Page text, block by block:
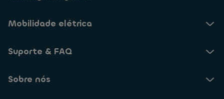
Mobilidade elétrica
Suporte & FAQ
Sobre nós